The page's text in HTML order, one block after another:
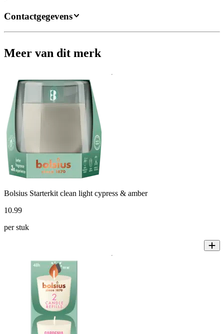
Contactgegevens
Meer van dit merk
Bolsius Starterkit clean light cypress & amber
10.99
per stuk